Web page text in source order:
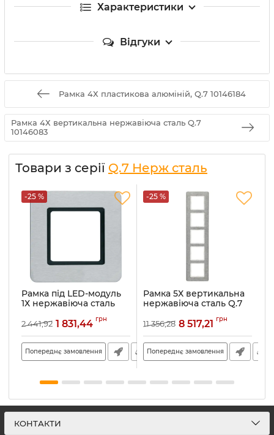
Характеристики
Відгуки
Рамка 4Х пластикова алюміній, Q.7 10146184
Рамка 4Х вертикальна нержавіюча сталь Q.7
10146083
Товари з серії Q.7 Нерж сталь
-25 %
Рамка під LED-модуль
1Х нержавіюча сталь
Артикул: 10116183
2 441,92 1 831,44 грн
Попереднє замовлення
-25 %
Рамка 5Х вертикальна
нержавіюча сталь Q.7
Артикул: 10156083
11 356,28 8 517,21 грн
Попереднє замовлення
КОНТАКТИ